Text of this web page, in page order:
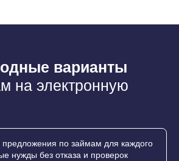
варианты
на электронную
по займам для каждого
нужды без отказа и проверок